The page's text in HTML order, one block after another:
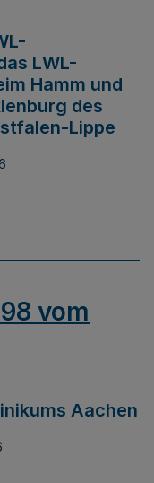
LWL-
Hamm und
des
Lippe
vom
Aachen